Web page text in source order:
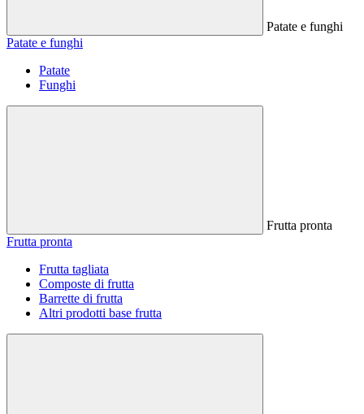
Patate e funghi
Patate e funghi
Patate
Funghi
Frutta pronta
Frutta pronta
Frutta tagliata
Composte di frutta
Barrette di frutta
Altri prodotti base frutta